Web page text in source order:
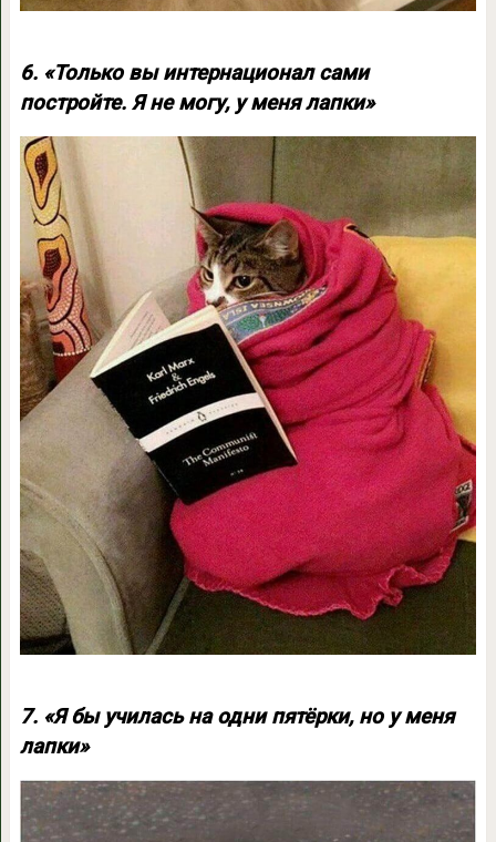
6. «Только вы интернационал сами
постройте. Я не могу, у меня лапки»
7. «Я бы училась на одни пятёрки, но у меня
лапки»